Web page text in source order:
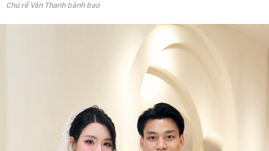
Chú rể Văn Thanh bảnh bao